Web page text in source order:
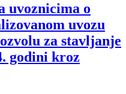
uvoznicima o
uvozu
za stavljanje
godini kroz